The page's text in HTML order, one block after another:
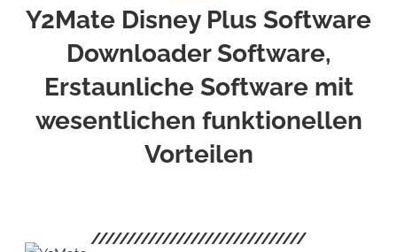
Y2Mate Disney Plus Software
Downloader Software,
Erstaunliche Software mit
wesentlichen funktionellen
Vorteilen